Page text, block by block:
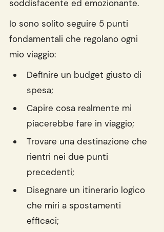
soddisfacente ed emozionante.
Io sono solito seguire 5 punti
fondamentali che regolano ogni
mio viaggio:
Definire un budget giusto di
spesa;
Capire cosa realmente mi
piacerebbe fare in viaggio;
Trovare una destinazione che
rientri nei due punti
precedenti;
Disegnare un itinerario logico
che miri a spostamenti
efficaci;